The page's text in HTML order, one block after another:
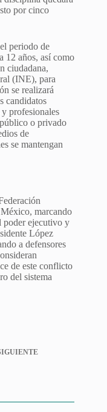
por cinco
periodo de
12 años, así como
ciudadana,
(INE), para
se realizará
candidatos
profesionales
o privado
de
se mantengan
marcando
poder ejecutivo y
López
a defensores
de este conflicto
del sistema